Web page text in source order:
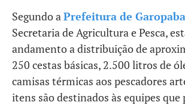
Segundo a Prefeitura de Garopaba
Secretaria de Agricultura e Pesca,
andamento a distribuição de
250 cestas básicas, 2.500 litros de
camisas térmicas aos pescadores
itens são destinados às equipes que